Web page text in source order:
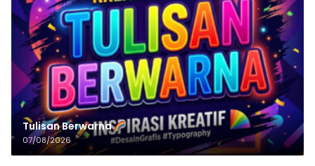
Tulisan‌‌‌‌‌‌‌‌‌‌‌‌‌‌‌‌ Berwarna
07/08/2026